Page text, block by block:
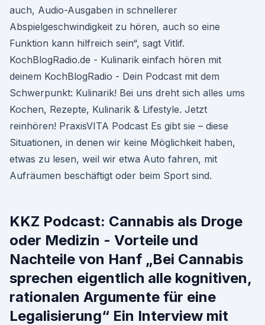
auch, Audio-Ausgaben in schnellerer
Abspielgeschwindigkeit zu hören, auch so eine
Funktion kann hilfreich sein“, sagt Vitlif.
KochBlogRadio.de - Kulinarik einfach hören mit
deinem KochBlogRadio - Dein Podcast mit dem
Schwerpunkt: Kulinarik! Bei uns dreht sich alles ums
Kochen, Rezepte, Kulinarik & Lifestyle. Jetzt
reinhören! PraxisVITA Podcast Es gibt sie – diese
Situationen, in denen wir keine Möglichkeit haben,
etwas zu lesen, weil wir etwa Auto fahren, mit
Aufräumen beschäftigt oder beim Sport sind.
KKZ Podcast: Cannabis als Droge
oder Medizin - Vorteile und
Nachteile von Hanf „Bei Cannabis
sprechen eigentlich alle kognitiven,
rationalen Argumente für eine
Legalisierung“ Ein Interview mit